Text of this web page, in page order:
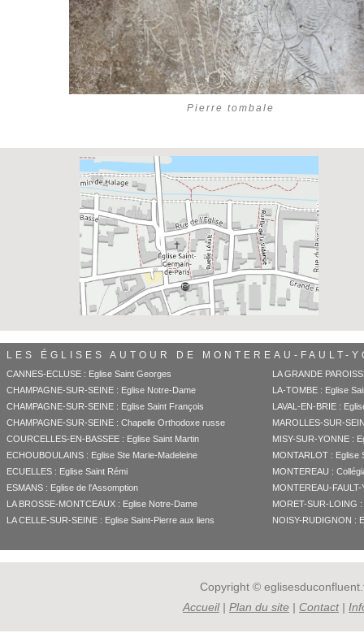
Pierre tombale
LES ÉGLISES AUTOUR DE MONTEREAU-FAULT-
CANNES-ECLUSE : Eglise Saint Georges
CHAMPAGNE-SUR-SEINE : Eglise Notre-Dame
CHAMPAGNE-SUR-SEINE : Eglise Saint François
CHAMPAGNE-SUR-SEINE : Chapelle Orthodoxe russe
COURCELLES-EN-BASSEE : Eglise Saint Martin
ECHOUBOULAINS : Eglise Ste Marie-Madeleine
ECUELLES : Eglise Saint Rémi
ESMANS : Eglise de l'Assomption
LA BROSSE-MONTCEAUX : Eglise Notre-Dame
LA CELLE-SUR-SEINE : Eglise Saint-Pierre aux liens
LA GRANDE
LA-TOMBE : Eglise
LAVAL-EN-BRIE :
MAROLLES-SUR-
MISY-SUR-YONNE :
MONTARLOT : Eglise
MONTEREAU :
MONTEREAU-
MORET-SUR-LOING
NOISY-RUDIGNON :
Copyright ©
Accueil| Plan du site | Contact|